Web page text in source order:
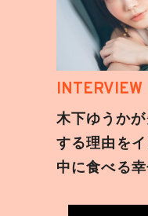
INTERVIEW
木下ゆうか
する理由を
中に食べる